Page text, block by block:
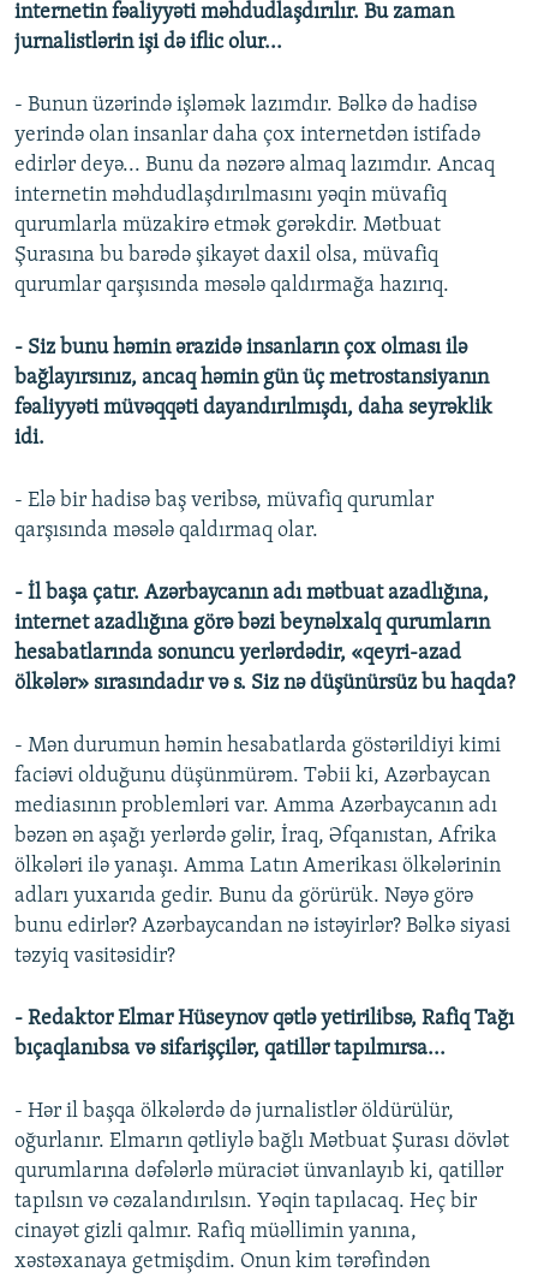
internetin fəaliyyəti məhdudlaşdırılır. Bu zaman
jurnalistlərin işi də iflic olur...
- Bunun üzərində işləmək lazımdır. Bəlkə də hadisə
yerində olan insanlar daha çox internetdən istifadə
edirlər deyə... Bunu da nəzərə almaq lazımdır. Ancaq
internetin məhdudlaşdırılmasını yəqin müvafiq
qurumlarla müzakirə etmək gərəkdir. Mətbuat
Şurasına bu barədə şikayət daxil olsa, müvafiq
qurumlar qarşısında məsələ qaldırmağa hazırıq.
- Siz bunu həmin ərazidə insanların çox olması ilə
bağlayırsınız, ancaq həmin gün üç metrostansiyanın
fəaliyyəti müvəqqəti dayandırılmışdı, daha seyrəklik
idi.
- Elə bir hadisə baş veribsə, müvafiq qurumlar
qarşısında məsələ qaldırmaq olar.
- İl başa çatır. Azərbaycanın adı mətbuat azadlığına,
internet azadlığına görə bəzi beynəlxalq qurumların
hesabatlarında sonuncu yerlərdədir, «qeyri-azad
ölkələr» sırasındadır və s. Siz nə düşünürsüz bu haqda?
- Mən durumun həmin hesabatlarda göstərildiyi kimi
faciəvi olduğunu düşünmürəm. Təbii ki, Azərbaycan
mediasının problemləri var. Amma Azərbaycanın adı
bəzən ən aşağı yerlərdə gəlir, İraq, Əfqanıstan, Afrika
ölkələri ilə yanaşı. Amma Latın Amerikası ölkələrinin
adları yuxarıda gedir. Bunu da görürük. Nəyə görə
bunu edirlər? Azərbaycandan nə istəyirlər? Bəlkə siyasi
təzyiq vasitəsidir?
- Redaktor Elmar Hüseynov qətlə yetirilibsə, Rafiq Tağı
bıçaqlanıbsa və sifarişçilər, qatillər tapılmırsa...
- Hər il başqa ölkələrdə də jurnalistlər öldürülür,
oğurlanır. Elmarın qətliylə bağlı Mətbuat Şurası dövlət
qurumlarına dəfələrlə müraciət ünvanlayıb ki, qatillər
tapılsın və cəzalandırılsın. Yəqin tapılacaq. Heç bir
cinayət gizli qalmır. Rafiq müəllimin yanına,
xəstəxanaya getmişdim. Onun kim tərəfindən